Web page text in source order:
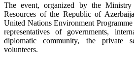
The event, organized by the
Resources of the Republic of
United Nations Environment
representatives of governments,
diplomatic community, the private
volunteers.